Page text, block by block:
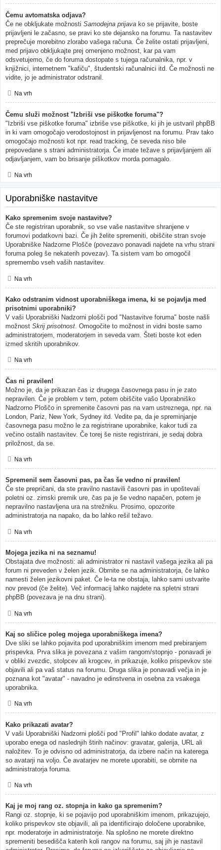
Čemu avtomatska odjava?
Če ne obkljukate možnosti Samodejna prijava ko se prijavite, boste
prijavljeni le začasno, se pravi ko ste dejansko na forumu. Ta nastavitev
preprečuje morebitno zlorabo vašega računa. Če želite ostati prijavljeni,
med prijavo obkljukajte prej omenjeno možnost, kar pa vam
odsvetujemo, če do foruma dostopate s tujega računalnika, npr. v
knjižnici, internetnem "kafiču", študentski računalnici itd. Če možnosti ne
vidite, jo je administrator odstranil.
Na vrh
Čemu služi možnost "Izbriši vse piškotke foruma"?
"Izbriši vse piškotke foruma" izbriše vse piškotke, ki jih je ustvaril phpBB
in ki vam omogočajo verodostojnost in prijavljenost na forumu. Prav tako
omogočajo možnosti kot npr. read tracking, če seveda niso bile
prepovedane s strani administratorja. Če imate težave s prijavljanjem ali
odjavljanjem, vam bo brisanje piškotkov morda pomagalo.
Na vrh
Uporabniške nastavitve
Kako spremenim svoje nastavitve?
Če ste registriran uporabnik, so vse vaše nastavitve shranjene v
forumovi podatkovni bazi. Če jih želite spremeniti, obiščite stran svoje
Uporabniške Nadzorne Plošče (povezavo ponavadi najdete na vrhu strani
foruma poleg še nekaterih povezav). Ta sistem vam bo omogočil
spremembo vseh vaših nastavitev.
Na vrh
Kako odstranim vidnost uporabniškega imena, ki se pojavlja med
prisotnimi uporabniki?
V vaši Uporabniški Nadzorni plošči pod "Nastavitve foruma" boste našli
možnost Skrij prisotnost . Omogočite to možnost in vidni boste samo
administratorjem, moderatorjem in seveda vam. Šteti boste kot eden
izmed skritih uporabnikov.
Na vrh
Čas ni pravilen!
Možno je, da je prikazan čas iz drugega časovnega pasu in je zato
nepravilen. Če je problem v tem, potem obiščite vašo Uporabniško
Nadzorno Ploščo in spremenite časovni pas na vam ustreznega, npr. na
London, Pariz, New York, Sydney itd. Vedite pa, da je spreminjanje
časovnega pasu možno le za registrirane uporabnike, kakor tudi za
večino ostalih nastavitev. Če torej še niste registrirani, je sedaj dobra
priložnost, da se.
Na vrh
Spremenil sem časovni pas, pa čas še vedno ni pravilen!
Če ste prepričani, da ste pravilno nastavili časovni pas in upoštevali
poletni oz. zimski premik ure, čas pa je še vedno napačen, potem je
nepravilno nastavljena ura na strežniku. Prosimo, opozorite
administratorja na napako, da bo lahko rešil težavo.
Na vrh
Mojega jezika ni na seznamu!
Obstajata dve možnosti: ali administrator ni nastavil vašega jezika ali pa
forum ni preveden v želen jezik. Obrnite se na administratorja, če lahko
namesti želen jezikovni paket. Če le-ta ne obstaja, lahko sami ustvarite
nov prevod (če želite). Več informacij lahko najdete na spletni strani
phpBB (povezava je na dnu strani).
Na vrh
Kaj so sličice poleg mojega uporabniškega imena?
Dve sliki se lahko pojavita pod uporabniškim imenom med prebiranjem
prispevka. Prva slika je povezana z vašim rangom/stopnjo - ponavadi je
v obliki zvezdic, stolpcev ali krogcev, in prikazuje, koliko prispevkov ste
objavili ali pa vaš status na forumu. Druga slika je ponavadi večja in je
poznana kot "avatar" - navadno je edinstvena in osebna za vsakega
uporabnika.
Na vrh
Kako prikazati avatar?
V vaši Uporabniški Nadzorni plošči pod "Profil" lahko dodate avatar, z
uporabo enega od naslednjih štirih načinov: gravatar, galerija, URL ali
naložitev. To je odvisno od administratorja, da izbere način na katerega
so avatarji na voljo. Če avatarjev ne morete uporabiti, se obrnite na
administratorja foruma.
Na vrh
Kaj je moj rang oz. stopnja in kako ga spremenim?
Rangi oz. stopnje, ki se pojavijo pod uporabniškim imenom, prikazujejo,
koliko prispevkov ste objavili, ali pa identificirajo določene uporabnike,
npr. moderatorje in administratorje. Na splošno ne morete direktno
spremeniti besedišča katerih koli rangov na forumu, saj jih je nastavil